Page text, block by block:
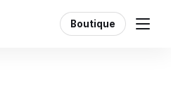
Boutique